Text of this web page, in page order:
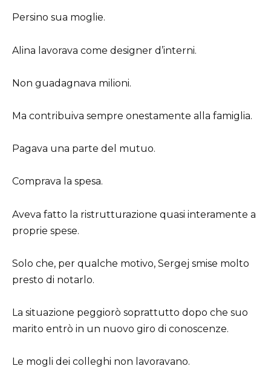
Persino sua moglie.
Alina lavorava come designer d’interni.
Non guadagnava milioni.
Ma contribuiva sempre onestamente alla famiglia.
Pagava una parte del mutuo.
Comprava la spesa.
Aveva fatto la ristrutturazione quasi interamente a
proprie spese.
Solo che, per qualche motivo, Sergej smise molto
presto di notarlo.
La situazione peggiorò soprattutto dopo che suo
marito entrò in un nuovo giro di conoscenze.
Le mogli dei colleghi non lavoravano.